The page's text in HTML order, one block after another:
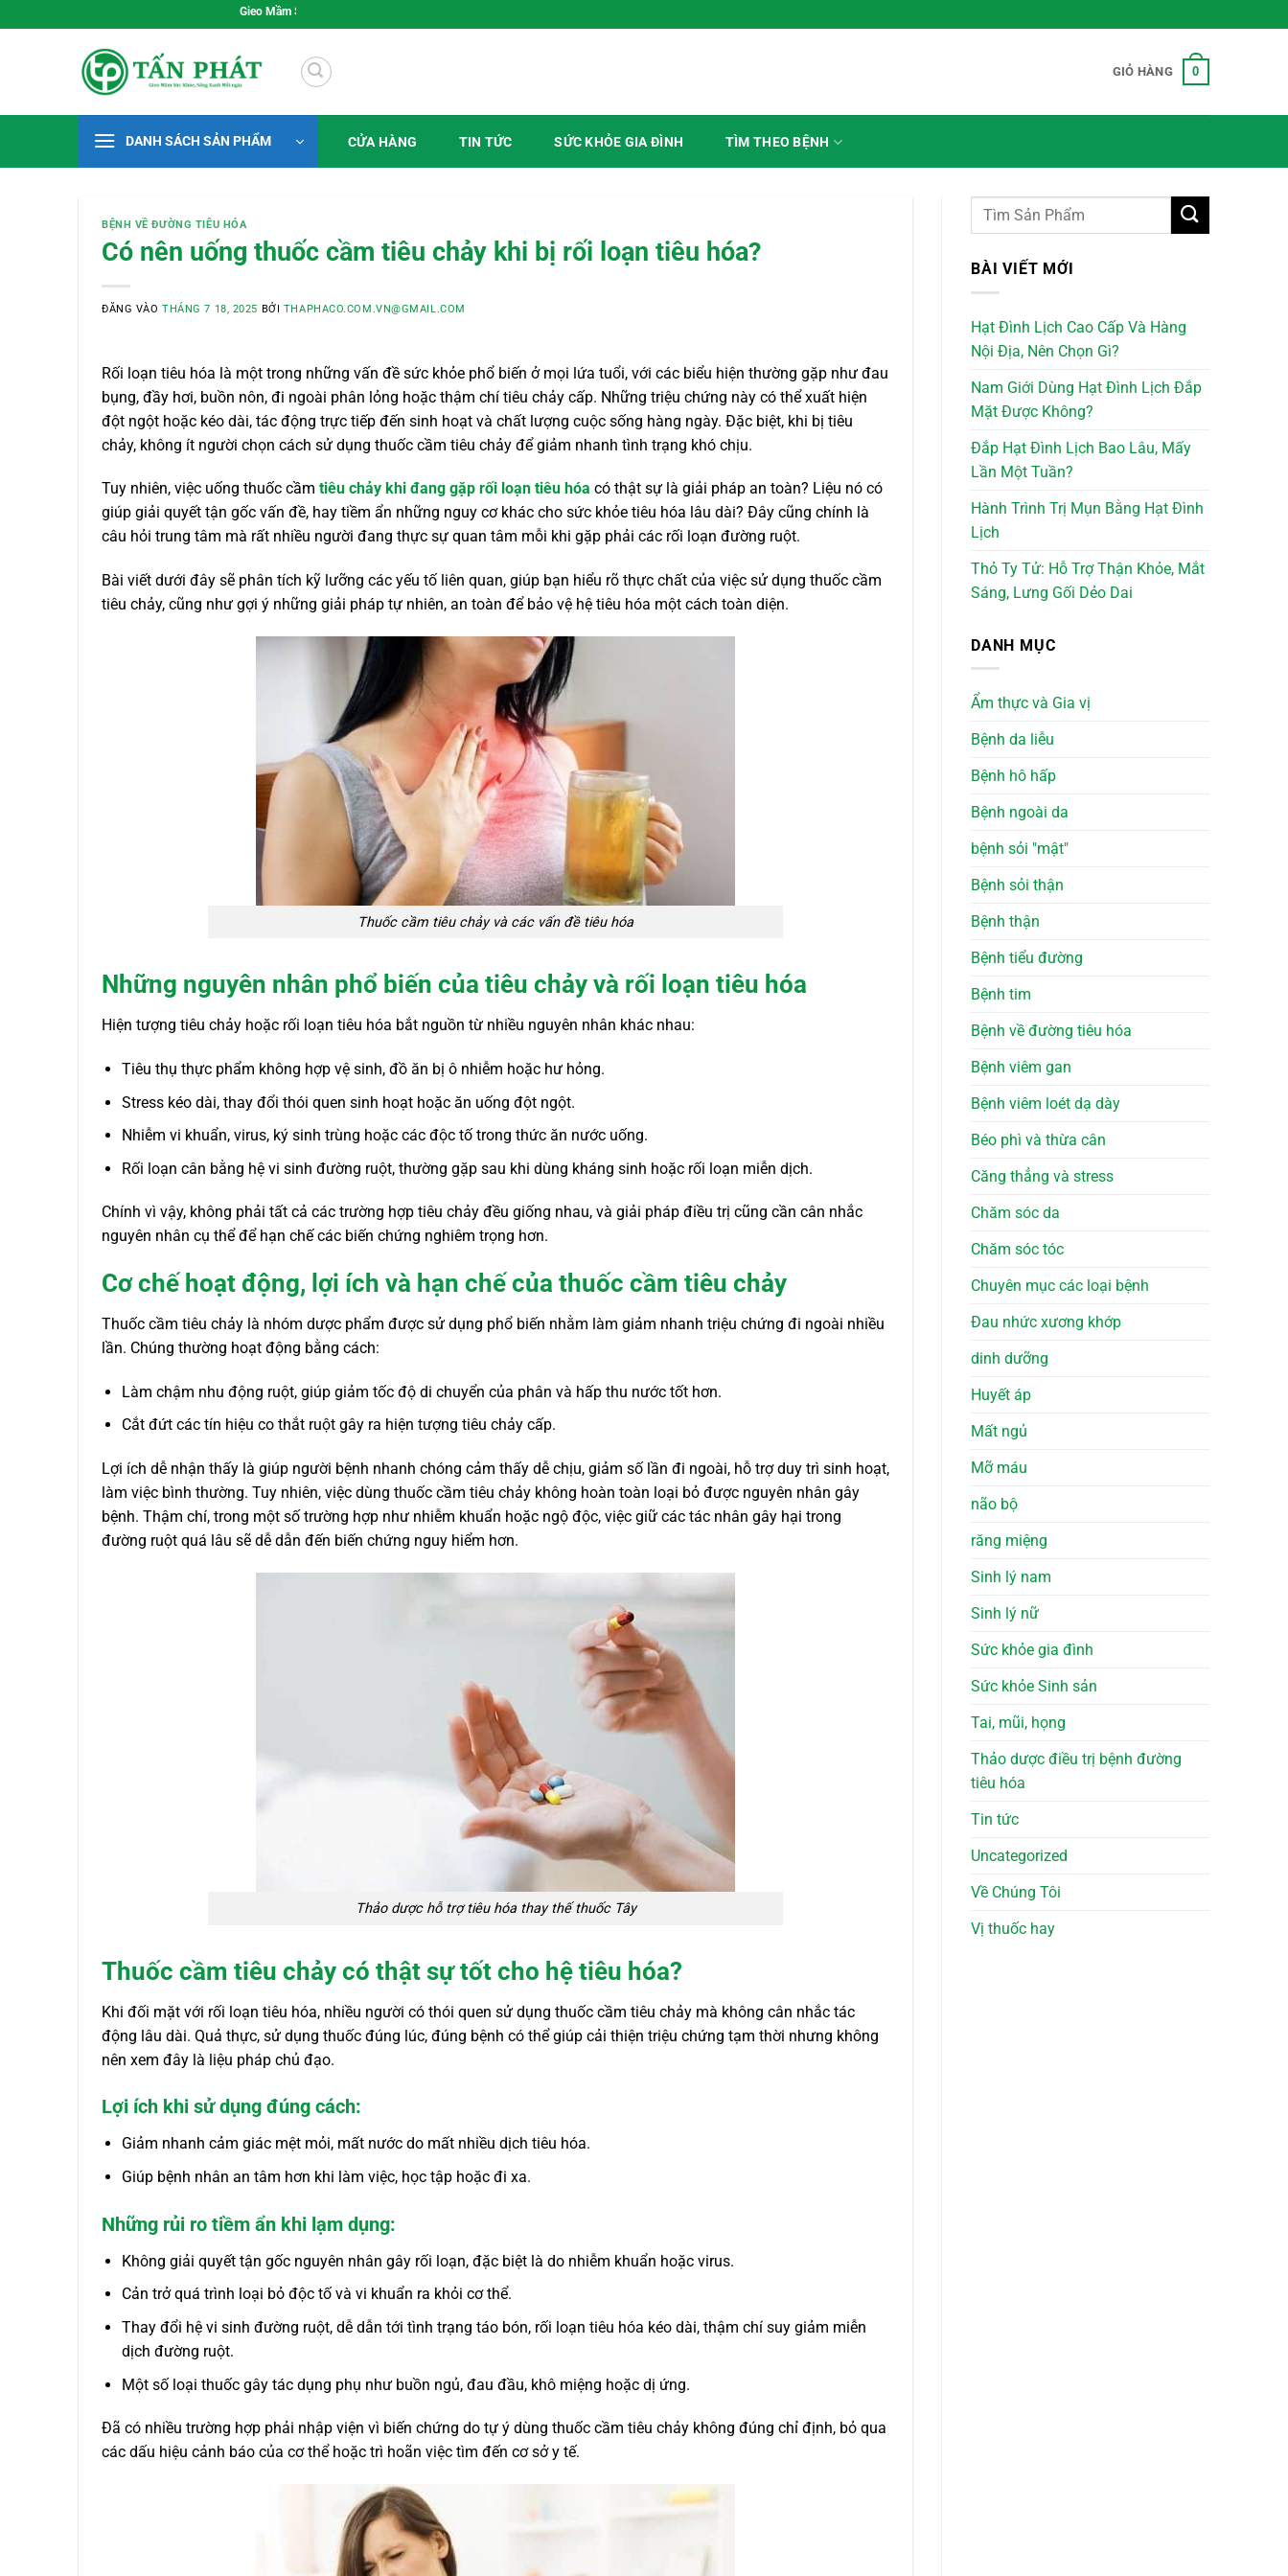
qua
Gieo Mầm Sức Khỏe, Sống Xanh Mỗi Ngày
GIỎ HÀNG 0
DANH SÁCH SẢN PHẨM CỬA HÀNG TIN TỨC SỨC KHỎE GIA ĐÌNH TÌM THEO BỆNH
BỆNH VỀ ĐƯỜNG TIÊU HÓA
Có nên uống thuốc cầm tiêu chảy khi bị rối loạn tiêu hóa?
ĐĂNG VÀOTHÁNG 7 18, 2025 BỞI THAPHACO.COM.VN@GMAIL.COM
Rối loạn tiêu hóa là một trong những vấn đề sức khỏe phổ biến ở mọi lứa tuổi, với các biểu hiện thường gặp như đau
bụng, đầy hơi, buồn nôn, đi ngoài phân lỏng hoặc thậm chí tiêu chảy cấp. Những triệu chứng này có thể xuất hiện
đột ngột hoặc kéo dài, tác động trực tiếp đến sinh hoạt và chất lượng cuộc sống hàng ngày. Đặc biệt, khi bị tiêu
chảy, không ít người chọn cách sử dụng thuốc cầm tiêu chảy để giảm nhanh tình trạng khó chịu.
Tuy nhiên, việc uống thuốc cầm tiêu chảy khi đang gặp rối loạn tiêu hóa có thật sự là giải pháp an toàn? Liệu nó có
giúp giải quyết tận gốc vấn đề, hay tiềm ẩn những nguy cơ khác cho sức khỏe tiêu hóa lâu dài? Đây cũng chính là
câu hỏi trung tâm mà rất nhiều người đang thực sự quan tâm mỗi khi gặp phải các rối loạn đường ruột.
Bài viết dưới đây sẽ phân tích kỹ lưỡng các yếu tố liên quan, giúp bạn hiểu rõ thực chất của việc sử dụng thuốc cầm
tiêu chảy, cũng như gợi ý những giải pháp tự nhiên, an toàn để bảo vệ hệ tiêu hóa một cách toàn diện.
Thuốc cầm tiêu chảy và các vấn đề tiêu hóa
Những nguyên nhân phổ biến của tiêu chảy và rối loạn tiêu hóa
Hiện tượng tiêu chảy hoặc rối loạn tiêu hóa bắt nguồn từ nhiều nguyên nhân khác nhau:
Tiêu thụ thực phẩm không hợp vệ sinh, đồ ăn bị ô nhiễm hoặc hư hỏng.
Stress kéo dài, thay đổi thói quen sinh hoạt hoặc ăn uống đột ngột.
Nhiễm vi khuẩn, virus, ký sinh trùng hoặc các độc tố trong thức ăn nước uống.
Rối loạn cân bằng hệ vi sinh đường ruột, thường gặp sau khi dùng kháng sinh hoặc rối loạn miễn dịch.
Chính vì vậy, không phải tất cả các trường hợp tiêu chảy đều giống nhau, và giải pháp điều trị cũng cần cân nhắc
nguyên nhân cụ thể để hạn chế các biến chứng nghiêm trọng hơn.
Cơ chế hoạt động, lợi ích và hạn chế của thuốc cầm tiêu chảy
Thuốc cầm tiêu chảy là nhóm dược phẩm được sử dụng phổ biến nhằm làm giảm nhanh triệu chứng đi ngoài nhiều
lần. Chúng thường hoạt động bằng cách:
Làm chậm nhu động ruột, giúp giảm tốc độ di chuyển của phân và hấp thu nước tốt hơn.
Cắt đứt các tín hiệu co thắt ruột gây ra hiện tượng tiêu chảy cấp.
Lợi ích dễ nhận thấy là giúp người bệnh nhanh chóng cảm thấy dễ chịu, giảm số lần đi ngoài, hỗ trợ duy trì sinh hoạt,
làm việc bình thường. Tuy nhiên, việc dùng thuốc cầm tiêu chảy không hoàn toàn loại bỏ được nguyên nhân gây
bệnh. Thậm chí, trong một số trường hợp như nhiễm khuẩn hoặc ngộ độc, việc giữ các tác nhân gây hại trong
đường ruột quá lâu sẽ dễ dẫn đến biến chứng nguy hiểm hơn.
Thảo dược hỗ trợ tiêu hóa thay thế thuốc Tây
Thuốc cầm tiêu chảy có thật sự tốt cho hệ tiêu hóa?
Khi đối mặt với rối loạn tiêu hóa, nhiều người có thói quen sử dụng thuốc cầm tiêu chảy mà không cân nhắc tác
động lâu dài. Quả thực, sử dụng thuốc đúng lúc, đúng bệnh có thể giúp cải thiện triệu chứng tạm thời nhưng không
nên xem đây là liệu pháp chủ đạo.
Lợi ích khi sử dụng đúng cách:
Giảm nhanh cảm giác mệt mỏi, mất nước do mất nhiều dịch tiêu hóa.
Giúp bệnh nhân an tâm hơn khi làm việc, học tập hoặc đi xa.
Những rủi ro tiềm ẩn khi lạm dụng:
Không giải quyết tận gốc nguyên nhân gây rối loạn, đặc biệt là do nhiễm khuẩn hoặc virus.
Cản trở quá trình loại bỏ độc tố và vi khuẩn ra khỏi cơ thể.
Thay đổi hệ vi sinh đường ruột, dễ dẫn tới tình trạng táo bón, rối loạn tiêu hóa kéo dài, thậm chí suy giảm miễn
dịch đường ruột.
Một số loại thuốc gây tác dụng phụ như buồn ngủ, đau đầu, khô miệng hoặc dị ứng.
Đã có nhiều trường hợp phải nhập viện vì biến chứng do tự ý dùng thuốc cầm tiêu chảy không đúng chỉ định, bỏ qua
các dấu hiệu cảnh báo của cơ thể hoặc trì hoãn việc tìm đến cơ sở y tế.
BÀI VIẾT MỚI
Hạt Đình Lịch Cao Cấp Và Hàng
Nội Địa, Nên Chọn Gì?
Nam Giới Dùng Hạt Đình Lịch Đắp
Mặt Được Không?
Đắp Hạt Đình Lịch Bao Lâu, Mấy
Lần Một Tuần?
Hành Trình Trị Mụn Bằng Hạt Đình
Lịch
Thỏ Ty Tử: Hỗ Trợ Thận Khỏe, Mắt
Sáng, Lưng Gối Dẻo Dai
DANH MỤC
Ẩm thực và Gia vị
Bệnh da liễu
Bệnh hô hấp
Bệnh ngoài da
bệnh sỏi "mật"
Bệnh sỏi thận
Bệnh thận
Bệnh tiểu đường
Bệnh tim
Bệnh về đường tiêu hóa
Bệnh viêm gan
Bệnh viêm loét dạ dày
Béo phì và thừa cân
Căng thẳng và stress
Chăm sóc da
Chăm sóc tóc
Chuyên mục các loại bệnh
Đau nhức xương khớp
dinh dưỡng
Huyết áp
Mất ngủ
Mỡ máu
não bộ
răng miệng
Sinh lý nam
Sinh lý nữ
Sức khỏe gia đình
Sức khỏe Sinh sản
Tai, mũi, họng
Thảo dược điều trị bệnh đường
tiêu hóa
Tin tức
Uncategorized
Về Chúng Tôi
Vị thuốc hay